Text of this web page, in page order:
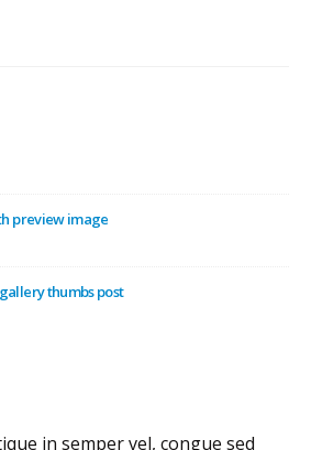
preview image
thumbs post
in semper vel, congue sed